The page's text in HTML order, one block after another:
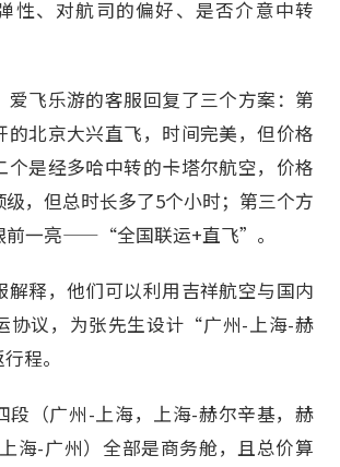
性、对航司的偏好、是否介意中转
爱飞乐游的客服回复了三个方案：第
的北京大兴直飞，时间完美，但价格
个是经多哈中转的卡塔尔航空，价格
，但总时长多了5个小时；第三个方
前一亮——“全国联运+直飞”。
解释，他们可以利用吉祥航空与国内
协议，为张先生设计“广州-上海-赫
程。
段（广州-上海，上海-赫尔辛基，赫
海-广州）全部是商务舱，且总价算